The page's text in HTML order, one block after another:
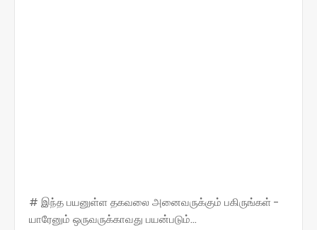
# இந்த பயனுள்ள தகவலை அனைவருக்கும் பகிருங்கள் -
யாரேனும் ஒருவருக்காவது பயன்படும்...